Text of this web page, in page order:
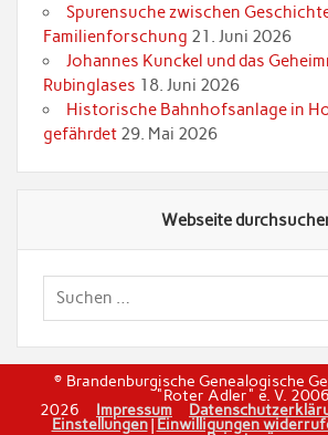
Spurensuche zwischen
Familienforschung 21. Juni 2026
Johannes Kunckel und das
Rubinglases 18. Juni 2026
Historische Bahnhofsanlage in
gefährdet 29. Mai 2026
Webseite
© Brandenburgische Genealogische
"Roter Adler" e. V.
2026 Impressum
Einstellungen| Einwilligungen